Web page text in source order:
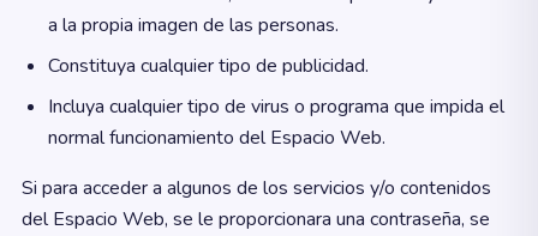
a la propia imagen de las personas.
Constituya cualquier tipo de publicidad.
Incluya cualquier tipo de virus o programa que impida el
normal funcionamiento del Espacio Web.
Si para acceder a algunos de los servicios y/o contenidos
del Espacio Web, se le proporcionara una contraseña, se